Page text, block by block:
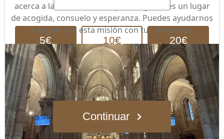
acerca a las vidas de sus hijos. La Iglesia es un lugar
de acogida, consuelo y esperanza. Puedes ayudarnos
a seguir con esta misión con tus donativos.
5€ 10€ 20€
25€ 50€
Cantidad
personalizada
Continuar